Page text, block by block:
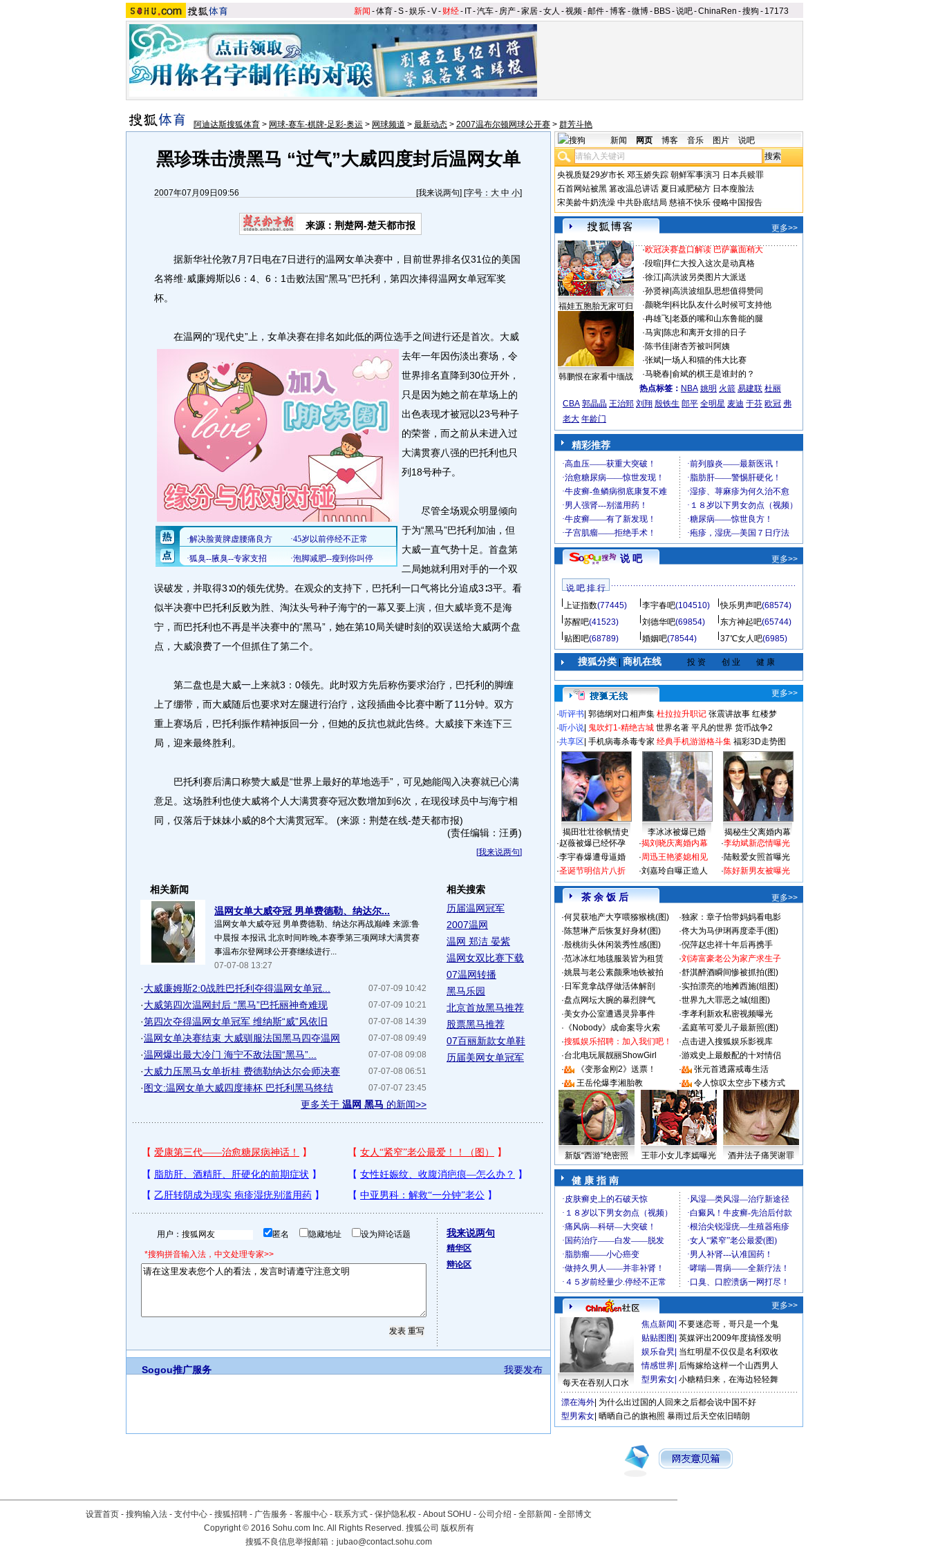
新闻 -体育-S-娱乐-V- 财经- IT-汽车- 房产-家居-女人 -视频-邮件-博客-微博- BBS-说吧-ChinaRen -搜狗 - 17173
阿迪达斯搜狐体育 > 网球-赛车-棋牌-足彩-奥运 > 网球频道 > 最新动态 > 2007温布尔顿网球公开赛 > 群芳斗艳
黑珍珠击溃黑马 “过气”大威四度封后温网女单
2007年07月09日09:56 [我来说两句] [字号： 大 中 小]
来源：荆楚网-楚天都市报
据新华社伦敦7月7日电在7日进行的温网女单决赛中，目前世界排名仅31位的美国
名将维·威廉姆斯以6：4、6：1击败法国“黑马”巴托利，第四次捧得温网女单冠军奖
杯。
在温网的“现代史”上，女单决赛在排名如此低的两位选手之间进行还是首次。 大威
去年一年因伤淡出赛场，令
世界排名直降到30位开外，
只是因为她之前在草场上的
出色表现才被冠以23号种子
的荣誉，而之前从未进入过
大满贯赛八强的巴托利也只
列18号种子。
尽管全场观众明显倾向
于为“黑马”巴托利加油，但
大威一直气势十足。首盘第
二局她就利用对手的一个双
误破发，并取得3∶0的领先优势。在观众的支持下，巴托利一口气将比分追成3∶3平。看
似半决赛中巴托利反败为胜、淘汰头号种子海宁的一幕又要上演，但大威毕竟不是海
宁，而巴托利也不再是半决赛中的“黑马”，她在第10局关键时刻的双误送给大威两个盘
点，大威浪费了一个但抓住了第二个。
第二盘也是大威一上来就3：0领先。此时双方先后称伤要求治疗，巴托利的脚缠
上了绷带，而大威随后也要求对左腿进行治疗，这段插曲令比赛中断了11分钟。双方
重上赛场后，巴托利振作精神扳回一分，但她的反抗也就此告终。大威接下来连下三
局，迎来最终胜利。
巴托利赛后满口称赞大威是“世界上最好的草地选手”，可见她能闯入决赛就已心满
意足。这场胜利也使大威将个人大满贯赛夺冠次数增加到6次，在现役球员中与海宁相
同，仅落后于妹妹小威的8个大满贯冠军。 (来源：荆楚在线-楚天都市报)
(责任编辑：汪勇)
[我来说两句]
相关新闻
温网女单大威夺冠 男单费德勒、纳达尔...
温网女单大威夺冠 男单费德勒、纳达尔再战巅峰 来源:鲁
中晨报 本报讯 北京时间昨晚,本赛季第三项网球大满贯赛
事温布尔登网球公开赛继续进行...
07-07-08 13:27
07-07-09 10:42
·大威廉姆斯2:0战胜巴托利夺得温网女单冠...
07-07-09 10:21
·大威第四次温网封后 “黑马”巴托丽神奇难现
07-07-08 14:39
·第四次夺得温网女单冠军 维纳斯“威”风依旧
07-07-08 09:49
·温网女单决赛结束 大威驯服法国黑马四夺温网
07-07-08 09:08
·温网爆出最大冷门 海宁不敌法国“黑马”...
07-07-08 06:51
·大威力压黑马女单折桂 费德勒纳达尔会师决赛
07-07-07 23:45
·图文:温网女单大威四度捧杯 巴托利黑马终结
更多关于 温网 黑马 的新闻>>
相关搜索
历届温网冠军
2007温网
温网 郑洁 晏紫
温网女双比赛下载
07温网转播
黑马乐园
北京首放黑马推荐
股票黑马推荐
07百丽新款女单鞋
历届美网女单冠军
用户： 匿名 隐藏地址 设为辩论话题
*搜狗拼音输入法，中文处理专家>>
我来说两句
精华区
辩论区
我要发布
Sogou推广服务
新闻 网页 博客 音乐 图片 说吧
央视质疑29岁市长 邓玉娇失踪 朝鲜军事演习 日本兵赎罪
石首网站被黑 篡改温总讲话 夏日减肥秘方 日本瘦脸法
宋美龄牛奶洗澡 中共卧底结局 慈禧不快乐 侵略中国报告
更多>>
福娃五胞胎无家可归
韩鹏恨在家看中缅战
·欧冠决赛盘口解读 巴萨赢面稍大
·段暄 拜仁大投入这次是动真格
·徐江| 高洪波另类图片大派送
·孙贤禄| 高洪波组队思想值得赞同
·颜晓华| 科比队友什么时候可支持他
·冉雄飞| 老聂的嘴和山东鲁能的腿
·马寅| 陈忠和离开女排的日子
·陈书佳| 谢杏芳被叫阿姨
·张斌| 一场人和猫的伟大比赛
·马晓春| 俞斌的棋王是谁封的？
热点标签： NBA 姚明 火箭 易建联 杜丽
CBA 郭晶晶 王治郅 刘翔 殷铁生 郎平 全明星 麦迪 于芬 欧冠 弗
老大 年龄门
精彩推荐
说 吧 更多>>
说 吧 排 行
上证指数(77445) 李宇春吧(104510) 快乐男声吧(68574)
苏醒吧(41523) 刘德华吧(69854) 东方神起吧(65744)
贴图吧(68789) 婚姻吧(78544) 37℃女人吧(6985)
搜狐分类| 商机在线 投 资 创 业 健 康
更多>>
·听评书 郭德纲对口相声集 杜拉拉升职记 张震讲故事 红楼梦
·听小说 鬼吹灯1-精绝古城 世界名著 平凡的世界 货币战争2
·共享区 手机病毒杀毒专家 经典手机游游格斗集 福彩3D走势图
揭田壮壮徐帆情史 李冰冰被爆已婚
揭秘生父离婚内幕
·赵薇被爆已经怀孕
·李宇春爆遭母逼婚
·圣诞节明信片八折
·揭刘晓庆离婚内幕
·周迅王艳婆媳相见
·刘嘉玲自曝正造人
·李幼斌新恋情曝光
·陆毅爱女照首曝光
·陈好新男友被曝光
茶 余 饭 后
更多>>
·何炅获地产大亨喂猕猴桃(图) ·独家：章子怡带妈妈看电影
·陈慧琳产后恢复好身材(图) ·佟大为马伊琍再度牵手(图)
·殷桃街头休闲装秀性感(图) ·倪萍赵忠祥十年后再携手
·范冰冰红地毯服装皆为租赁 ·刘涛富豪老公为家产求生子
·姚晨与老公素颜乘地铁被拍 ·舒淇醉酒瞬间惨被抓拍(图)
· 日军竟拿战俘做活体解剖 ·实拍漂亮的地摊西施(组图)
·盘点网坛大腕的暴烈脾气 ·世界九大罪恶之城(组图)
·美女办公室遭遇灵异事件 ·李孝利新欢私密视频曝光
· 《Nobody》成命案导火索 ·孟庭苇可爱儿子最新照(图)
·搜狐娱乐招聘：加入我们吧！ ·点击进入搜狐娱乐影视库
·台北电玩展靓丽ShowGirl ·游戏史上最般配的十对情侣
·
《变形金刚2》送票！ ·
张元首透露戒毒生活
·
王岳伦爆李湘胎教 · 令人惊叹太空步下楼方式
新版“西游”绝密照 王菲小女儿李嫣曝光 酒井法子痛哭谢罪
健 康 指 南
更多>>
每天在吞别人口水
焦点新闻 不要迷恋哥，哥只是一个鬼
贴贴图图 英媒评出2009年度搞怪发明
娱乐旮旯 当红明星不仅仅是名利双收
情感世界 后悔嫁给这样一个山西男人
型男索女 小糖精归来，在海边轻轻舞
漂在海外 为什么出过国的人回来之后都会说中国不好
型男索女 晒晒自己的旗袍照 暴雨过后天空依旧晴朗
设置首页 - 搜狗输入法 - 支付中心 - 搜狐招聘 - 广告服务 - 客服中心 - 联系方式 - 保护隐私权 - About SOHU - 公司介绍 - 全部新闻 - 全部博文
Copyright©2016 Sohu.com Inc. All Rights Reserved. 搜狐公司 版权所有
搜狐不良信息举报邮箱： jubao@contact.sohu.com